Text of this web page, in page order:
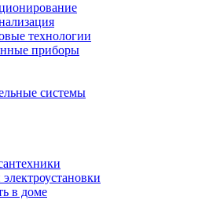
технологии
приборы
системы
в доме